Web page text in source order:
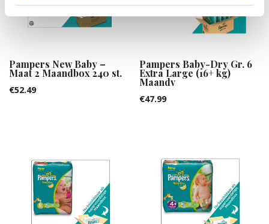
Pampers New Baby –
Maat 2 Maandbox 240 st.
€52.49
Pampers Baby-Dry Gr. 6
Extra Large (16+ kg)
Maandv
€47.99